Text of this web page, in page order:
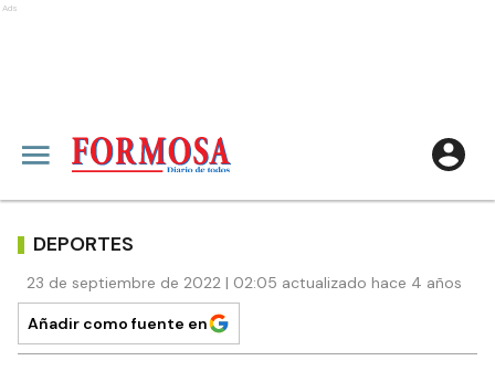
Ads
DEPORTES
23 de septiembre de 2022 | 02:05 actualizado hace 4 años
Añadir como fuente en